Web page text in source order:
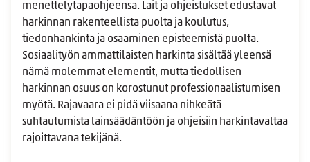
menettelytapaohjeensa. Lait ja ohjeistukset edustavat
harkinnan rakenteellista puolta ja koulutus,
tiedonhankinta ja osaaminen episteemistä puolta.
Sosiaalityön ammattilaisten harkinta sisältää yleensä
nämä molemmat elementit, mutta tiedollisen
harkinnan osuus on korostunut professionaalistumisen
myötä. Rajavaara ei pidä viisaana nihkeätä
suhtautumista lainsäädäntöön ja ohjeisiin harkintavaltaa
rajoittavana tekijänä.